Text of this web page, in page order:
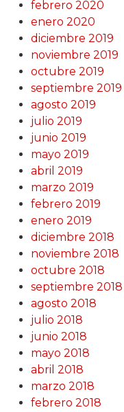
febrero 2020
enero 2020
diciembre 2019
noviembre 2019
octubre 2019
septiembre 2019
agosto 2019
julio 2019
junio 2019
mayo 2019
abril 2019
marzo 2019
febrero 2019
enero 2019
diciembre 2018
noviembre 2018
octubre 2018
septiembre 2018
agosto 2018
julio 2018
junio 2018
mayo 2018
abril 2018
marzo 2018
febrero 2018